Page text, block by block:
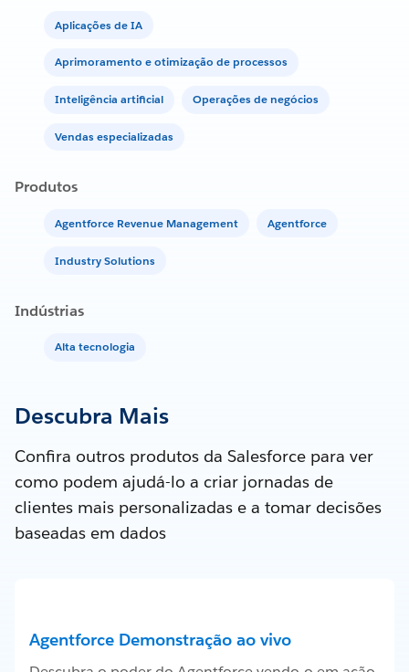
Aplicações de IA
Aprimoramento e otimização de processos
Inteligência artificial Operações de negócios
Vendas especializadas
Produtos
Agentforce Revenue Management Agentforce
Industry Solutions
Indústrias
Alta tecnologia
Descubra Mais
Confira outros produtos da Salesforce para ver
como podem ajudá-lo a criar jornadas de
clientes mais personalizadas e a tomar decisões
baseadas em dados
Agentforce Demonstração ao vivo